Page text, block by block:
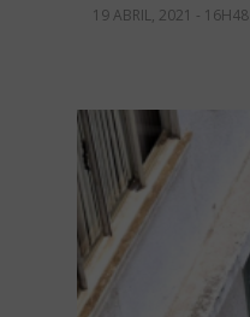
19 ABRIL, 2021 - 16H48